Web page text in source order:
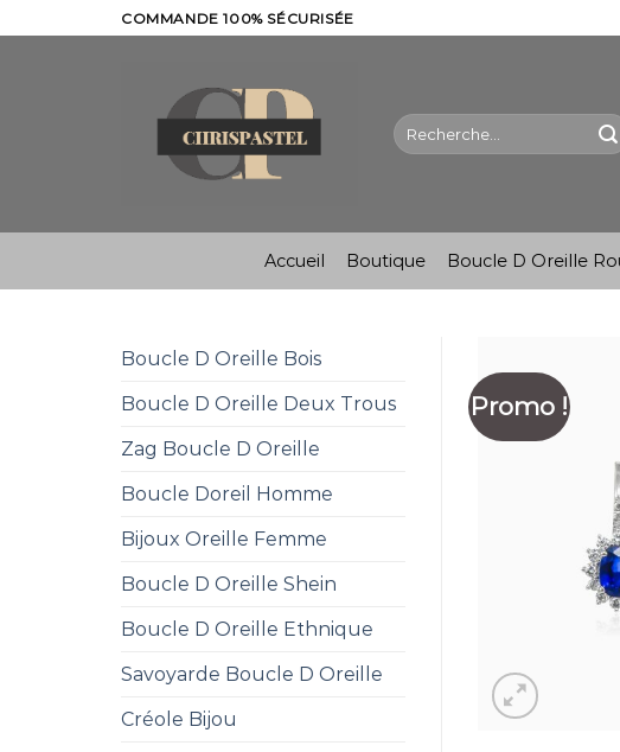
to
COMMANDE 100% SÉCURISÉE
Recherche
pour :
Accueil Boutique Boucle D Oreille
Boucle D Oreille Bois
Boucle D Oreille Deux Trous
Zag Boucle D Oreille
Boucle Doreil Homme
Bijoux Oreille Femme
Boucle D Oreille Shein
Boucle D Oreille Ethnique
Savoyarde Boucle D Oreille
Créole Bijou
Promo !